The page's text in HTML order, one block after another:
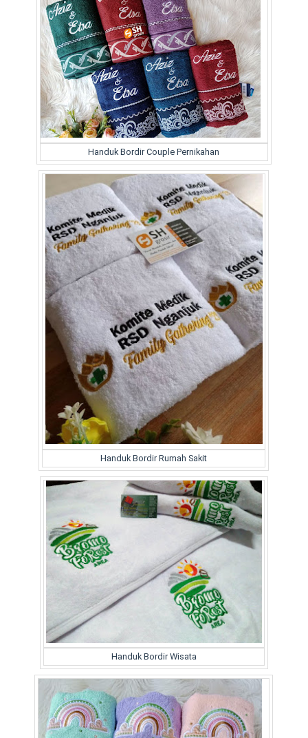
Handuk Bordir Couple Pernikahan
Handuk Bordir Rumah Sakit
Handuk Bordir Wisata